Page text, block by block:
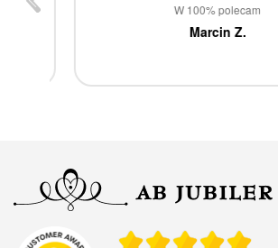
W 100% polecam
Marcin Z.